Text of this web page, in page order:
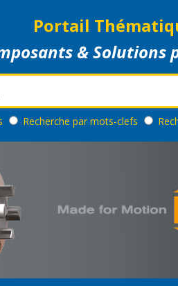
Portail
& Solutions
Recherche par mots-clefs